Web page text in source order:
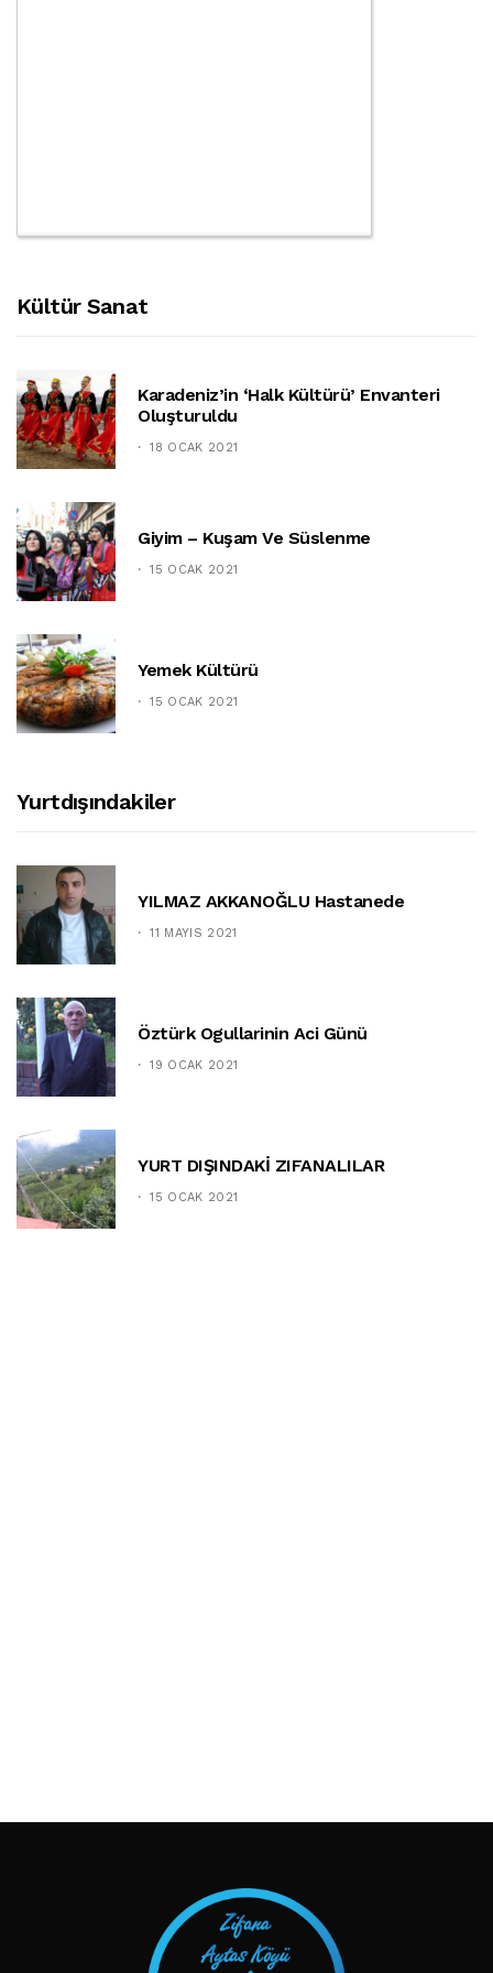
Kültür Sanat
Karadeniz’in ‘halk Kültürü’ Envanteri
Oluşturuldu
18 OCAK 2021
Giyim – Kuşam Ve Süslenme
15 OCAK 2021
Yemek Kültürü
15 OCAK 2021
Yurtdışındakiler
YILMAZ AKKANOĞLU Hastanede
11 MAYIS 2021
Öztürk Ogullarinin Aci Günü
19 OCAK 2021
YURT DIŞINDAKİ ZIFANALILAR
15 OCAK 2021
TAKIP ET